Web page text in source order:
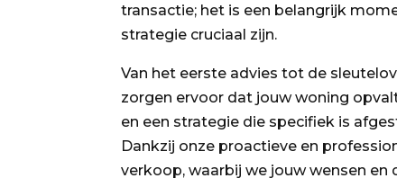
transactie; het is een belangrijk
strategie cruciaal zijn.
Van het eerste advies tot de
zorgen ervoor dat jouw woning
en een strategie die specifiek is
Dankzij onze proactieve en
verkoop, waarbij we jouw wensen